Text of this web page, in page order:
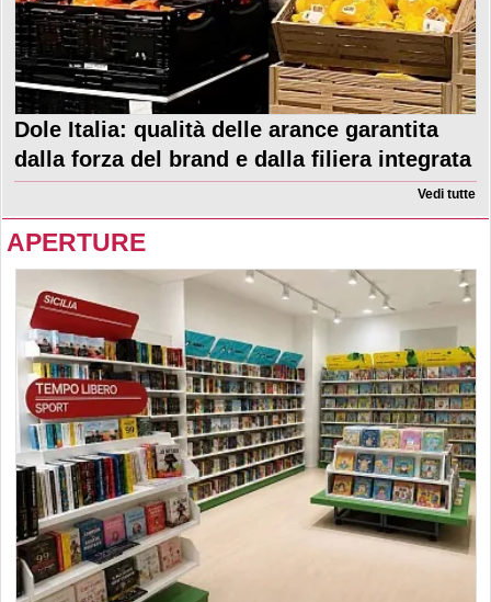
Dole Italia: qualità delle arance garantita
dalla forza del brand e dalla filiera integrata
Vedi tutte
APERTURE